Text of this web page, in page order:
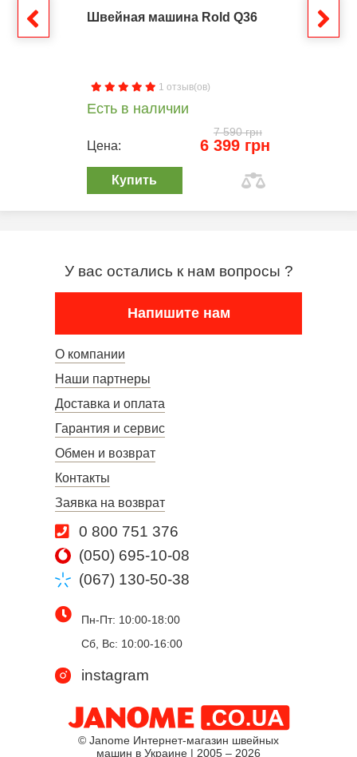
Швейная машина Rold Q36
1 отзыв(ов)
Есть в наличии
7 590 грн
Цена: 6 399 грн
Купить
У вас остались к нам вопросы ?
Напишите нам
О компании
Наши партнеры
Доставка и оплата
Гарантия и сервис
Обмен и возврат
Контакты
Заявка на возврат
0 800 751 376
(050) 695-10-08
(067) 130-50-38
Пн-Пт: 10:00-18:00
Сб, Вс: 10:00-16:00
instagram
© Janome Интернет-магазин швейных
машин в Украине | 2005 – 2026